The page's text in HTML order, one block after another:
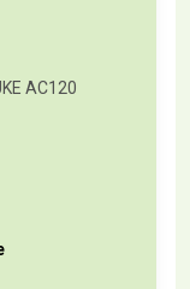
AC120